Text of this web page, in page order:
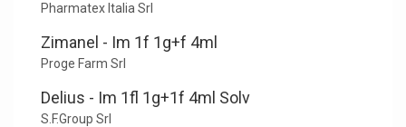
Pharmatex Italia Srl
Zimanel - Im 1f 1g+f 4ml
Proge Farm Srl
Delius - Im 1fl 1g+1f 4ml Solv
S.F.Group Srl